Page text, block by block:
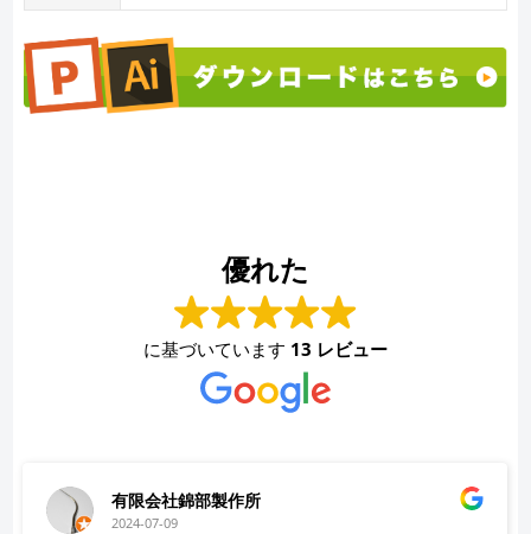
優れた
に基づいています 13 レビュー
有限会社錦部製作所
2024-07-09